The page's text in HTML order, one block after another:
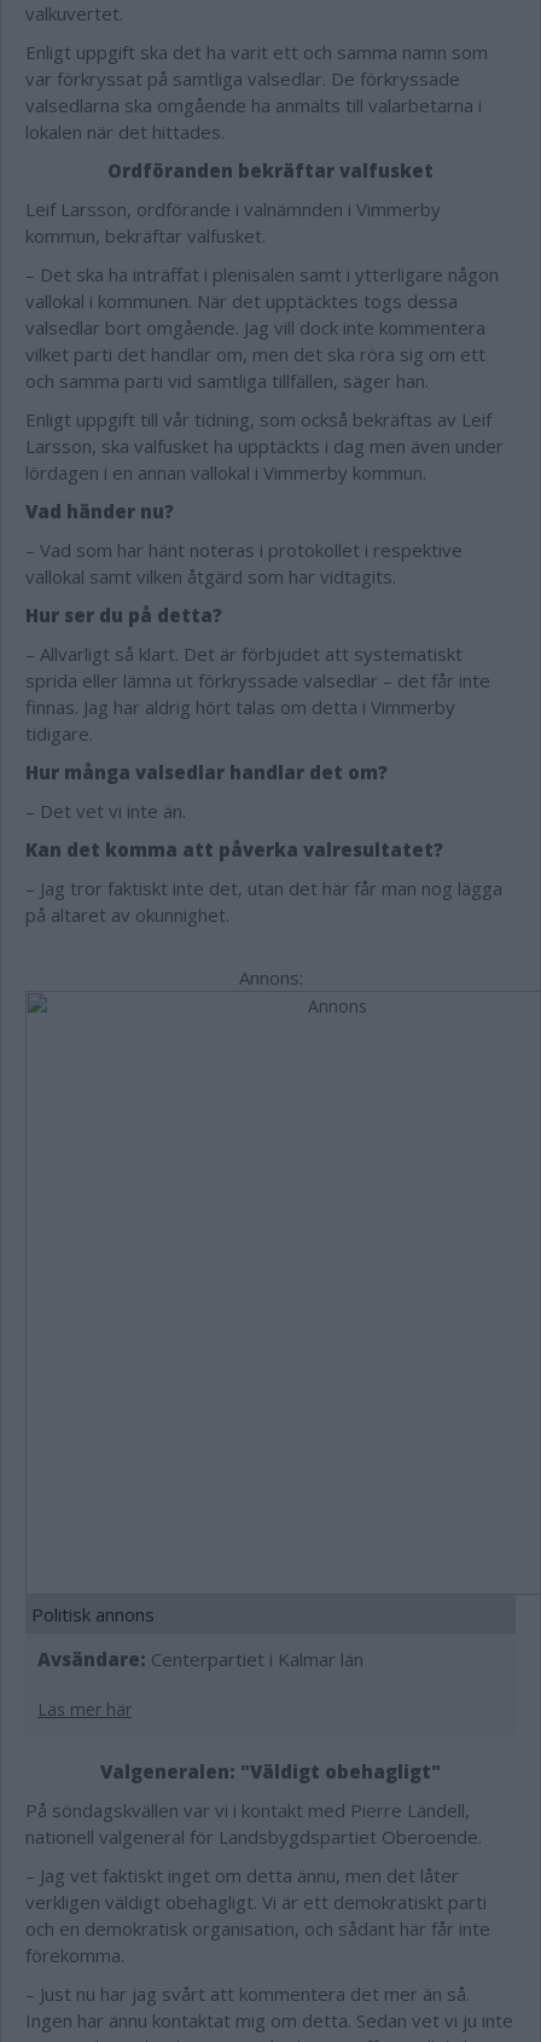
valkuvertet.
Enligt uppgift ska det ha varit ett och samma namn som
var förkryssat på samtliga valsedlar. De förkryssade
valsedlarna ska omgående ha anmälts till valarbetarna i
lokalen när det hittades.
Ordföranden bekräftar valfusket
Leif Larsson, ordförande i valnämnden i Vimmerby
kommun, bekräftar valfusket.
– Det ska ha inträffat i plenisalen samt i ytterligare någon
vallokal i kommunen. När det upptäcktes togs dessa
valsedlar bort omgående. Jag vill dock inte kommentera
vilket parti det handlar om, men det ska röra sig om ett
och samma parti vid samtliga tillfällen, säger han.
Enligt uppgift till vår tidning, som också bekräftas av Leif
Larsson, ska valfusket ha upptäckts i dag men även under
lördagen i en annan vallokal i Vimmerby kommun.
Vad händer nu?
– Vad som har hänt noteras i protokollet i respektive
vallokal samt vilken åtgärd som har vidtagits.
Hur ser du på detta?
– Allvarligt så klart. Det är förbjudet att systematiskt
sprida eller lämna ut förkryssade valsedlar – det får inte
finnas. Jag har aldrig hört talas om detta i Vimmerby
tidigare.
Hur många valsedlar handlar det om?
– Det vet vi inte än.
Kan det komma att påverka valresultatet?
– Jag tror faktiskt inte det, utan det här får man nog lägga
på altaret av okunnighet.
Annons:
Politisk annons
Avsändare: Centerpartiet i Kalmar län
Läs mer här
Valgeneralen: "Väldigt obehagligt"
På söndagskvällen var vi i kontakt med Pierre Ländell,
nationell valgeneral för Landsbygdspartiet Oberoende.
– Jag vet faktiskt inget om detta ännu, men det låter
verkligen väldigt obehagligt. Vi är ett demokratiskt parti
och en demokratisk organisation, och sådant här får inte
förekomma.
– Just nu har jag svårt att kommentera det mer än så.
Ingen har ännu kontaktat mig om detta. Sedan vet vi ju inte